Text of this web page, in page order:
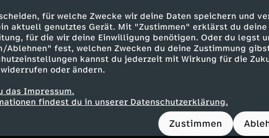
für welche Zwecke wir deine Daten speichern und
aktuell genutztes Gerät. Mit "Zustimmen" erklärst du deine
für die wir deine Einwilligung benötigen. Oder du legst
Ablehnen" fest, welchen Zwecken du deine Zustimmung
kannst du jederzeit mit Wirkung für die
oder ändern.
das Impressum.
findest du in unserer Datenschutzerklärung.
Zustimmen
zurückfinden
bei den Gesprächen sehr verschiedenen
Mörder, Gewalttäter. Ich begegne allen
Gottes." Cengiz Ayar ist als muslimischer Honorar-
Sehnde bei Hannover tätig. Viele muslimische
der Haft zurück zu ihrem Glauben. Dabei spielen Tat,
eine zentrale Rolle in den Gesprächen. Cengiz
auf diesem Weg, und dafür muss er viele Meter
sich über ein gigantisches Areal.